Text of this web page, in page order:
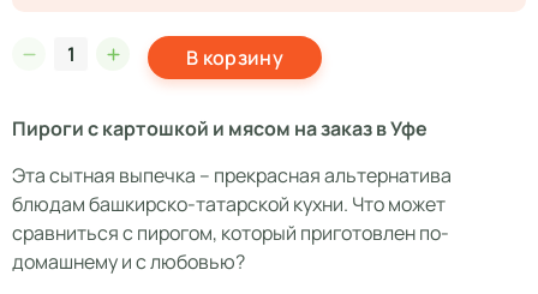
В корзину
Пироги с картошкой и мясом на заказ в Уфе
Эта сытная выпечка – прекрасная альтернатива
блюдам башкирско-татарской кухни. Что может
сравниться с пирогом, который приготовлен по-
домашнему и с любовью?